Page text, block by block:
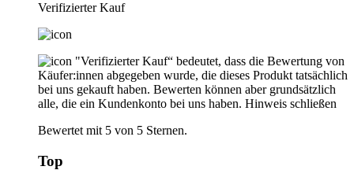
Verifizierter Kauf
"Verifizierter Kauf“ bedeutet, dass die Bewertung von
Käufer:innen abgegeben wurde, die dieses Produkt tatsächlich
bei uns gekauft haben. Bewerten können aber grundsätzlich
alle, die ein Kundenkonto bei uns haben. Hinweis schließen
Bewertet mit 5 von 5 Sternen.
Top